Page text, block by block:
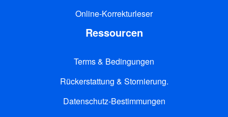
Online-Korrekturleser
Ressourcen
Terms & Bedingungen
Rückerstattung & Stornierung.
Datenschutz-Bestimmungen